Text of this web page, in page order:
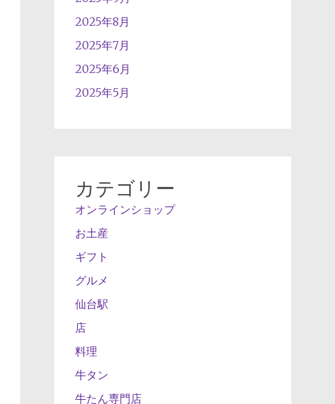
2025年8月
2025年7月
2025年6月
2025年5月
カテゴリー
オンラインショップ
お土産
ギフト
グルメ
仙台駅
店
料理
牛タン
牛たん専門店